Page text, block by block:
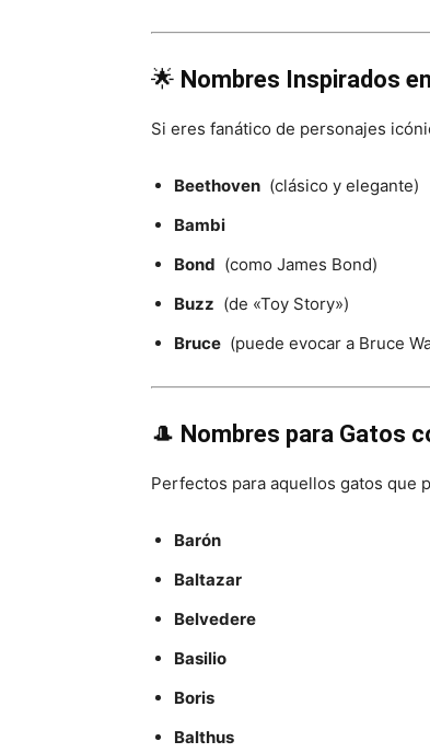
🌟 Nombres Inspirados
Si eres fanático de personajes
Beethoven (clásico y elegante)
Bambi
Bond (como James Bond)
Buzz (de «Toy Story»)
Bruce (puede evocar a Bruce
🎩 Nombres para Gatos
Perfectos para aquellos gatos que
Barón
Baltazar
Belvedere
Basilio
Boris
Balthus